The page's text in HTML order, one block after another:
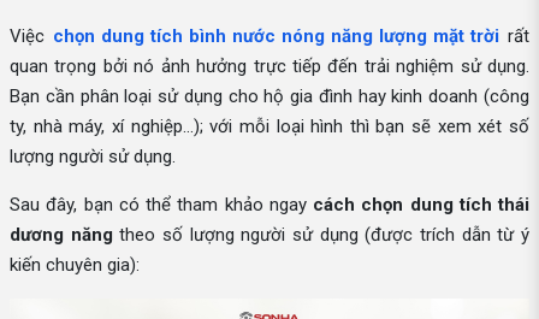
Việc chọn dung tích bình nước nóng năng lượng mặt trời rất
quan trọng bởi nó ảnh hưởng trực tiếp đến trải nghiệm sử dụng.
Bạn cần phân loại sử dụng cho hộ gia đình hay kinh doanh (công
ty, nhà máy, xí nghiệp...); với mỗi loại hình thì bạn sẽ xem xét số
lượng người sử dụng.
Sau đây, bạn có thể tham khảo ngay cách chọn dung tích thái
dương năngtheo số lượng người sử dụng (được trích dẫn từ ý
kiến chuyên gia):